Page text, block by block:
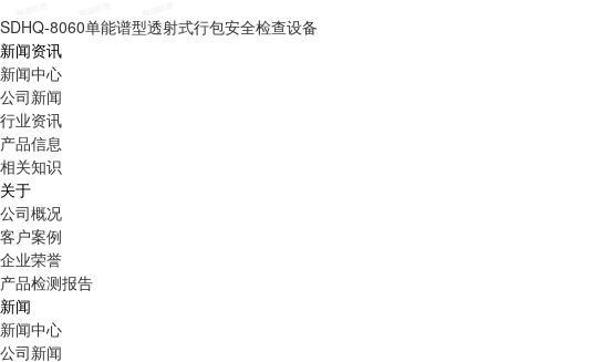
SDHQ-8060单能谱型透射式行包安全检查设备
新闻资讯
新闻中心
公司新闻
行业资讯
产品信息
相关知识
关于
公司概况
客户案例
企业荣誉
产品检测报告
新闻
新闻中心
公司新闻